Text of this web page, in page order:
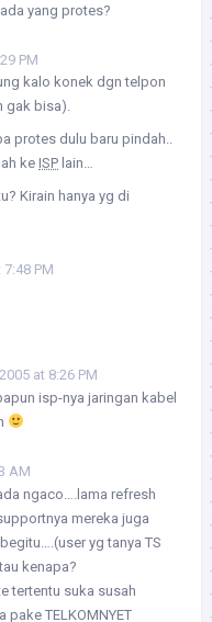
yang protes?
PM
kalo konek dgn telpon
gak bisa).
protes dulu baru pindah..
ke ISP lain…
Kirain hanya yg di
PM
at 8:26 PM
isp-nya jaringan kabel
AM
ngaco….lama refresh
mereka juga
yg tanya TS
kenapa?
tertentu suka susah
TELKOMNYET